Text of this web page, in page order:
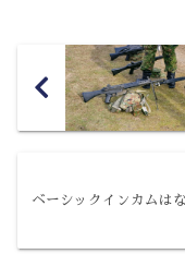
ベーシックインカムは